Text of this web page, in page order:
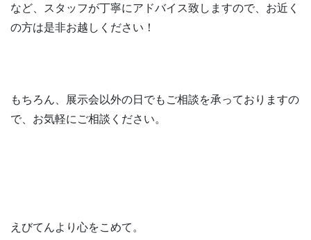
など、スタッフが丁寧にアドバイス致しますので、お近く
の方は是非お越しください！
もちろん、展示会以外の日でもご相談を承っておりますの
で、お気軽にご相談ください。
えびてんより心をこめて。